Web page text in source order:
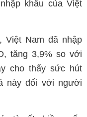
khẩu của Việt
Việt Nam đã nhập
tăng 3,9% so với
cho thấy sức hút
này đối với người